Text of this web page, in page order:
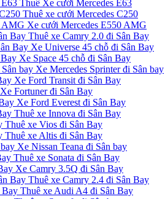
Thuê Xe cưới Mercedes E63
Thuê xe cưới Mercedes C250
Xe cưới Mercedes E550 AMG
Thuê xe Camry 2.0 đi Sân Bay
Xe Universe 45 chỗ đi Sân Bay
Xe Space 45 chỗ đi Sân Bay
Xe Mercedes Sprinter đi Sân bay
Xe Ford Transit đi Sân Bay
Xe Fortuner đi Sân Bay
Xe Ford Everest đi Sân Bay
Thuê xe Innova đi Sân Bay
Thuê xe Vios đi Sân Bay
Thuê xe Altis đi Sân Bay
Xe Nissan Teana đi Sân bay
Thuê xe Sonata đi Sân Bay
Xe Camry 3.5Q đi Sân Bay
Thuê xe Camry 2.4 đi Sân Bay
Thuê xe Audi A4 đi Sân Bay